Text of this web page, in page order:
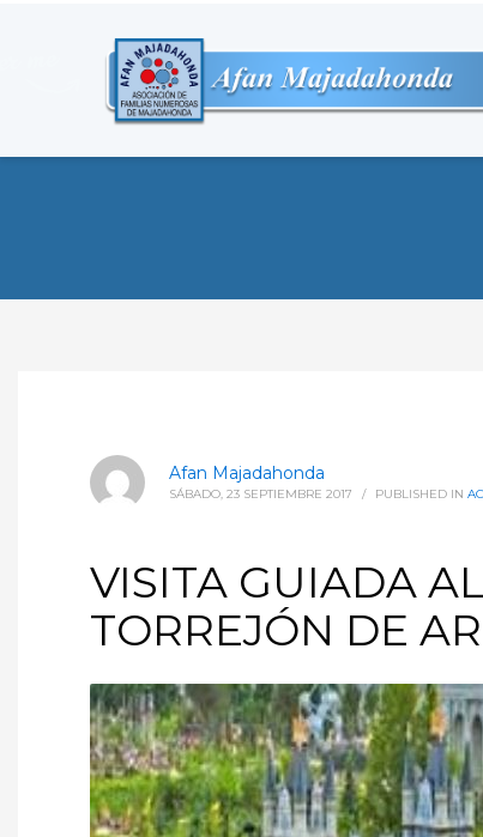
Afan Majadahonda
SÁBADO, 23 SEPTIEMBRE 2017 / PUBLISHED IN
VISITA GUIADA
TORREJÓN DE